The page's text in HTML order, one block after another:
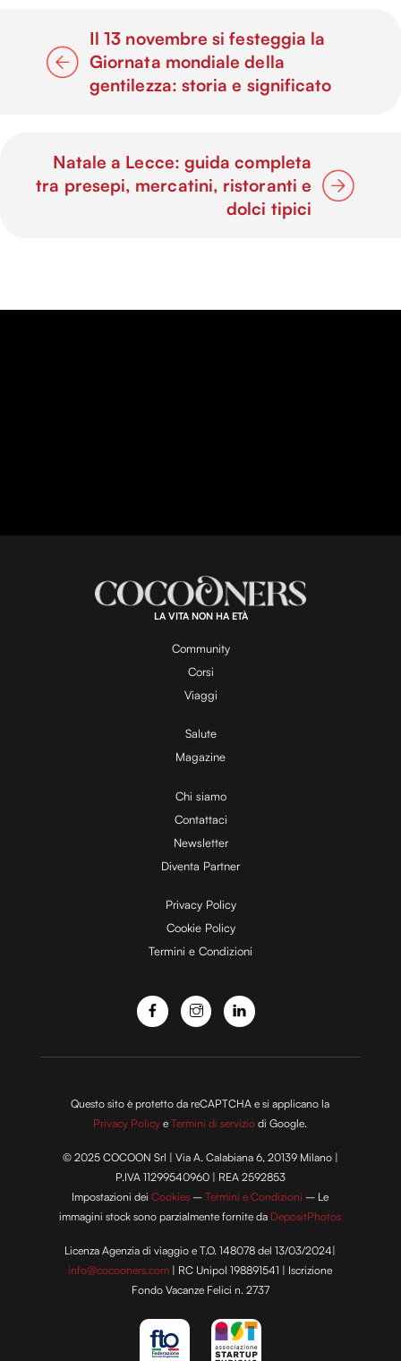
Il 13 novembre si festeggia la
Giornata mondiale della
gentilezza: storia e significato
Natale a Lecce: guida completa
tra presepi, mercatini, ristoranti e
dolci tipici
LA VITA NON HA ETÀ
Community
Corsi
Viaggi
Salute
Magazine
Chi siamo
Contattaci
Newsletter
Diventa Partner
Privacy Policy
Cookie Policy
Termini e Condizioni
Questo sito è protetto da reCAPTCHA e si applicano la
Privacy Policy eTermini di servizio di Google.
© 2025 COCOON Srl | Via A. Calabiana 6, 20139 Milano |
P.IVA 11299540960 | REA 2592853
Impostazioni deiCookies –Termini e Condizioni – Le
immagini stock sono parzialmente fornite da DepositPhotos
Licenza Agenzia di viaggio e T.O. 148078 del 13/03/2024|
info@cocooners.com | RC Unipol 198891541 | Iscrizione
Fondo Vacanze Felici n. 2737